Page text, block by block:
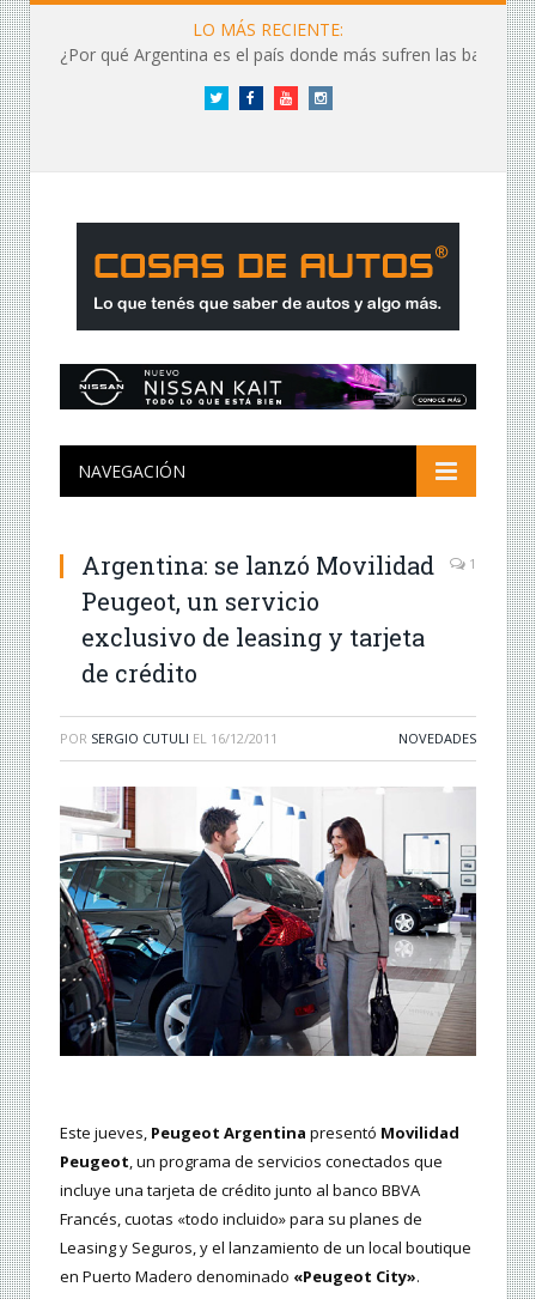
LO MÁS RECIENTE:
¿Por qué Argentina es el país donde más sufren las baterías?
Twitter FacebookYouTubeInstagram
NAVEGACIÓN
Argentina: se lanzó Movilidad
Peugeot, un servicio
exclusivo de leasing y tarjeta
de crédito
1
POR SERGIO CUTULI EL 16/12/2011 NOVEDADES
Este jueves, Peugeot Argentina presentó Movilidad
Peugeot, un programa de servicios conectados que
incluye una tarjeta de crédito junto al banco BBVA
Francés, cuotas «todo incluido» para su planes de
Leasing y Seguros, y el lanzamiento de un local boutique
en Puerto Madero denominado «Peugeot City».